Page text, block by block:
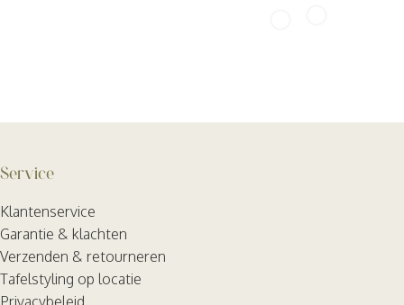
Service
Klantenservice
Garantie & klachten
Verzenden & retourneren
Tafelstyling op locatie
Privacybeleid